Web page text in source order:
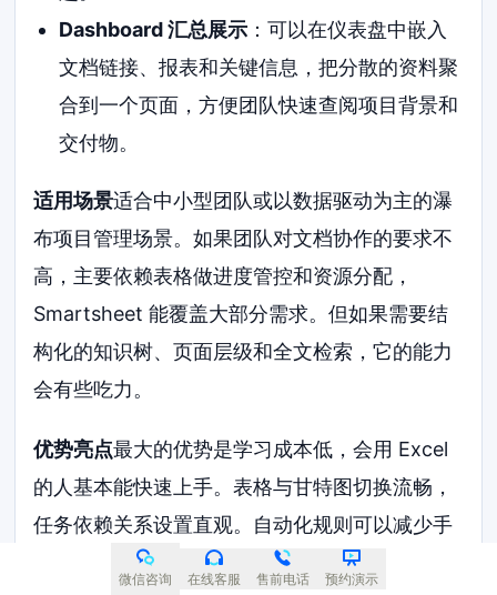
Dashboard 汇总展示：可以在仪表盘中嵌入
文档链接、报表和关键信息，把分散的资料聚
合到一个页面，方便团队快速查阅项目背景和
交付物。
适用场景适合中小型团队或以数据驱动为主的瀑
布项目管理场景。如果团队对文档协作的要求不
高，主要依赖表格做进度管控和资源分配，
Smartsheet 能覆盖大部分需求。但如果需要结
构化的知识树、页面层级和全文检索，它的能力
会有些吃力。
优势亮点最大的优势是学习成本低，会用 Excel
的人基本能快速上手。表格与甘特图切换流畅，
任务依赖关系设置直观。自动化规则可以减少手
动提醒和状态更新的重复操作。对于已经使用
微信咨询 在线客服 售前电话 预约演示